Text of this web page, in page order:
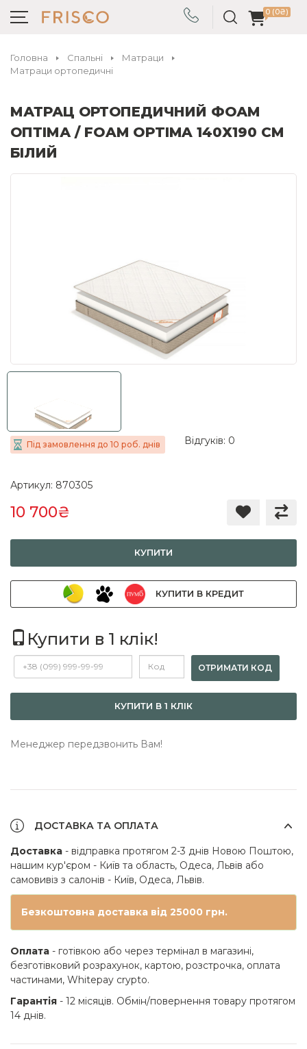
0 (0₴)
Головна Спальні
Матраци
Матраци ортопедичні
МАТРАЦ ОРТОПЕДИЧНИЙ ФОАМ
ОПТІМА / FOAM OPTIMA 140Х190 СМ
БІЛИЙ
Під замовлення до 10 роб. днів Відгуків: 0
Артикул: 870305
10 700₴
КУПИТИ
КУПИТИ В КРЕДИТ
Купити в 1 клік!
ОТРИМАТИ КОД
КУПИТИ В 1 КЛІК
Менеджер передзвонить Вам!
ДОСТАВКА ТА ОПЛАТА
Доставка - відправка протягом 2-3 днів Новою Поштою,
нашим кур'єром - Київ та область, Одеса, Львів або
самовивіз з салонів - Київ, Одеса, Львів.
Безкоштовна доставка від 25000 грн.
Оплата - готівкою або через термінал в магазині,
безготівковий розрахунок, картою, розстрочка, оплата
частинами, Whitepay crypto.
Гарантія - 12 місяців. Обмін/повернення товару протягом
14 днів.